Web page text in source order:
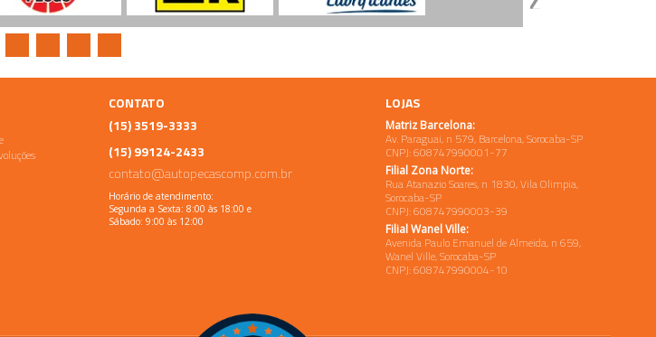
CONTATO
(15) 3519-3333
(15) 99124-2433
contato@autopecascomp.com.br
Horário de atendimento:
Segunda a Sexta: 8:00 às 18:00 e
Sábado: 9:00 às 12:00
LOJAS
Matriz Barcelona:
Av. Paraguai, n 579, Barcelona, Sorocaba-SP
CNPJ: 608747990001-77
Filial Zona Norte:
Rua Atanazio Soares, n 1830, Vila Olimpia,
Sorocaba-SP
CNPJ: 608747990003-39
Filial Wanel Ville:
Avenida Paulo Emanuel de Almeida, n 659,
Wanel Ville, Sorocaba-SP
CNPJ: 608747990004-10